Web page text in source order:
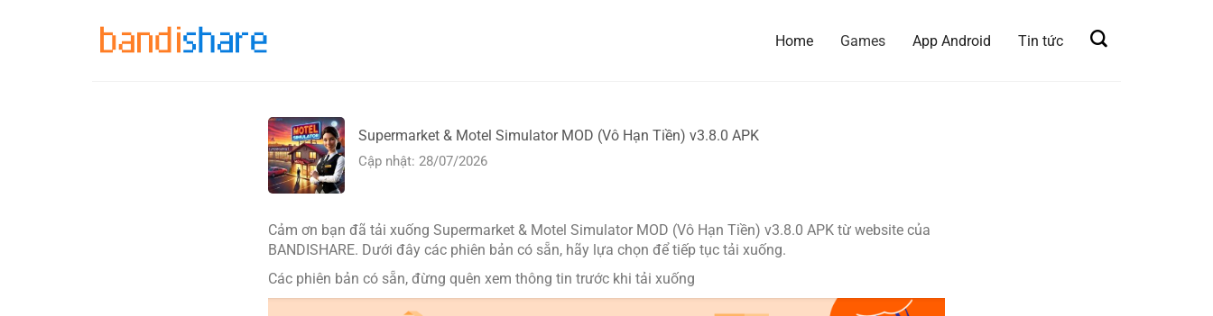
Home Games App Android Tin tức
Supermarket & Motel Simulator MOD (Vô Hạn Tiền) v3.8.0 APK
Cập nhật: 28/07/2026
Cảm ơn bạn đã tải xuống Supermarket & Motel Simulator MOD (Vô Hạn Tiền) v3.8.0 APK từ website của
BANDISHARE. Dưới đây các phiên bản có sẵn, hãy lựa chọn để tiếp tục tải xuống.
Các phiên bản có sẵn, đừng quên xem thông tin trước khi tải xuống